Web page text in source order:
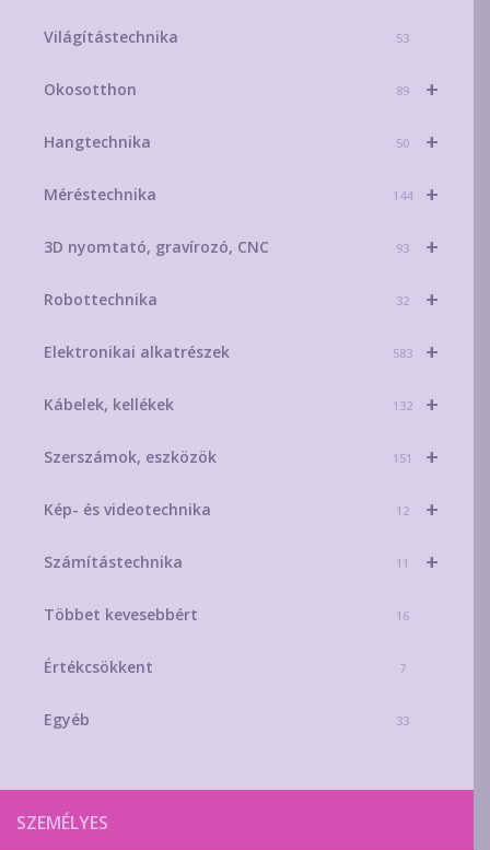
Világítástechnika 53
+
Okosotthon 89
+
Hangtechnika 50
+
Méréstechnika 144
+
3D nyomtató, gravírozó, CNC 93
+
Robottechnika 32
+
Elektronikai alkatrészek 583
+
Kábelek, kellékek 132
+
Szerszámok, eszközök 151
+
Kép- és videotechnika 12
+
Számítástechnika 11
Többet kevesebbért 16
Értékcsökkent 7
Egyéb 33
SZEMÉLYES